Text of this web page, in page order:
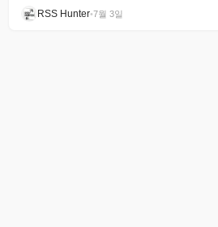
RSS Hunter•7월 3일